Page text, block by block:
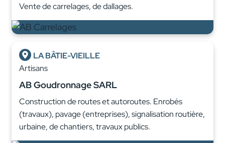
Vente de carrelages, de dallages.
LA BÂTIE-VIEILLE
Artisans
AB Goudronnage SARL
Construction de routes et autoroutes. Enrobés
(travaux), pavage (entreprises), signalisation routière,
urbaine, de chantiers, travaux publics.